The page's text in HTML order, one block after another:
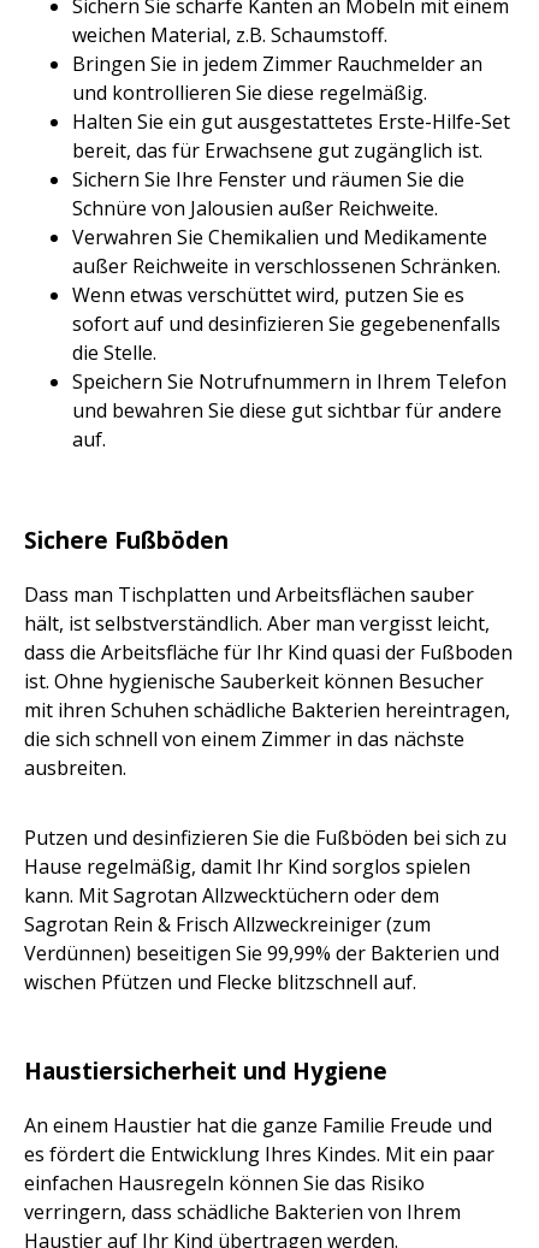
Sichern Sie scharfe Kanten an Möbeln mit einem
weichen Material, z.B. Schaumstoff.
Bringen Sie in jedem Zimmer Rauchmelder an
und kontrollieren Sie diese regelmäßig.
Halten Sie ein gut ausgestattetes Erste-Hilfe-Set
bereit, das für Erwachsene gut zugänglich ist.
Sichern Sie Ihre Fenster und räumen Sie die
Schnüre von Jalousien außer Reichweite.
Verwahren Sie Chemikalien und Medikamente
außer Reichweite in verschlossenen Schränken.
Wenn etwas verschüttet wird, putzen Sie es
sofort auf und desinfizieren Sie gegebenenfalls
die Stelle.
Speichern Sie Notrufnummern in Ihrem Telefon
und bewahren Sie diese gut sichtbar für andere
auf.
Sichere Fußböden
Dass man Tischplatten und Arbeitsflächen sauber
hält, ist selbstverständlich. Aber man vergisst leicht,
dass die Arbeitsfläche für Ihr Kind quasi der Fußboden
ist. Ohne hygienische Sauberkeit können Besucher
mit ihren Schuhen schädliche Bakterien hereintragen,
die sich schnell von einem Zimmer in das nächste
ausbreiten.
Putzen und desinfizieren Sie die Fußböden bei sich zu
Hause regelmäßig, damit Ihr Kind sorglos spielen
kann. Mit Sagrotan Allzwecktüchern oder dem
Sagrotan Rein & Frisch Allzweckreiniger (zum
Verdünnen) beseitigen Sie 99,99% der Bakterien und
wischen Pfützen und Flecke blitzschnell auf.
Haustiersicherheit und Hygiene
An einem Haustier hat die ganze Familie Freude und
es fördert die Entwicklung Ihres Kindes. Mit ein paar
einfachen Hausregeln können Sie das Risiko
verringern, dass schädliche Bakterien von Ihrem
Haustier auf Ihr Kind übertragen werden.